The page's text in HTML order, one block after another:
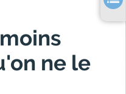
ne le